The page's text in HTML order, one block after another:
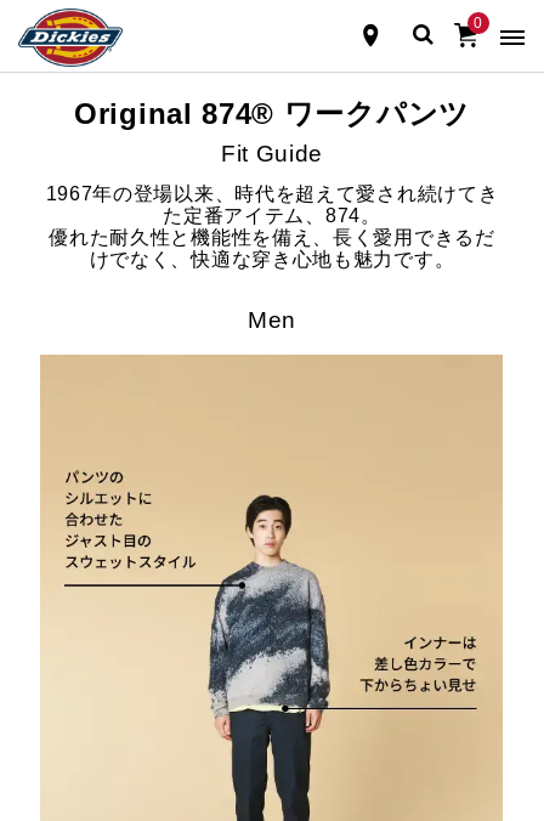
0
Original 874® ワークパンツ
Fit Guide
1967年の登場以来、時代を超えて愛され続けてき
た定番アイテム、874。
優れた耐久性と機能性を備え、長く愛用できるだ
けでなく、快適な穿き心地も魅力です。
Men